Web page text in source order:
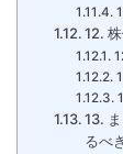
12.
13.
るべ